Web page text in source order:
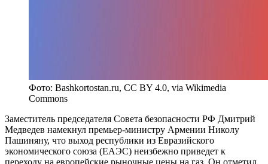
Фото: Bashkortostan.ru, CC BY 4.0, via Wikimedia
Commons
Заместитель председателя Совета безопасности РФ Дмитрий
Медведев намекнул премьер-министру Армении Николу
Пашиняну, что выход республики из Евразийского
экономического союза (ЕАЭС) неизбежно приведет к
переходу на европейские рыночные цены на газ. Он отметил,